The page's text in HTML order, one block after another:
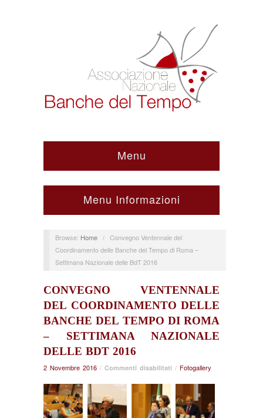
Menu
Menu Informazioni
Browse: Home / Convegno Ventennale del
Coordinamento delle Banche del Tempo di Roma –
Settimana Nazionale delle BdT 2016
CONVEGNO VENTENNALE
DEL COORDINAMENTO DELLE
BANCHE DEL TEMPO DI ROMA
– SETTIMANA NAZIONALE
DELLE BDT 2016
2 Novembre 2016 / Commenti disabilitati su
del
Coordinamento
/ Fotogallery